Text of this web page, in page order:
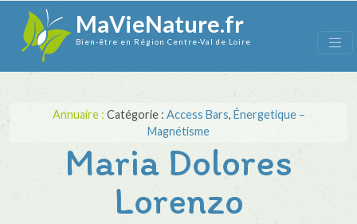
MaVieNature.fr
Bien-être en Région Centre-Val de Loire
Annuaire : Catégorie : Access Bars, Énergetique –
Magnétisme
Maria Dolores
Lorenzo